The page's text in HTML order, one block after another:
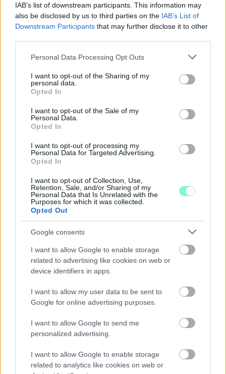
IAB’s list of downstream participants. This information may
also be disclosed by us to third parties on the IAB’s List of
Downstream Participants that may further disclose it to other
Please note that this website/app uses one or more Google
not limited to your visit or usage behaviour. You may click to
grant or deny consent to Google and its third-party tags to
use your data for below specified purposes in below Google
consent section.
Personal Data Processing Opt Outs
I want to opt-out of the Sharing of my
personal data.
Opted In
I want to opt-out of the Sale of my
Personal Data.
Opted In
I want to opt-out of processing my
Personal Data for Targeted Advertising.
Opted In
I want to opt-out of Collection, Use,
Retention, Sale, and/or Sharing of my
Personal Data that Is Unrelated with the
Purposes for which it was collected.
Opted Out
Google consents
I want to allow Google to enable storage
related to advertising like cookies on web or
device identifiers in apps.
I want to allow my user data to be sent to
Google for online advertising purposes.
I want to allow Google to send me
personalized advertising.
I want to allow Google to enable storage
related to analytics like cookies on web or
A RÓMAIAKTÓL AZ AGYAGKATONÁKIG –
KÖZÖNSÉGTALÁLKOZÓ VÁRJA A LÁTOGATÓKAT A
GYŐRI RÓMER MÚZEUMBAN
Ingyenes programokkal és különleges kiállításokkal készülnek a
hét második felére, a hőségriadó idején ráadásul a Várkazamata
– Kőtár is díjmentesen látogatható.